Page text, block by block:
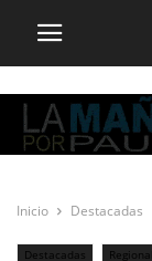
Inicio Destacadas
Destacadas Regional